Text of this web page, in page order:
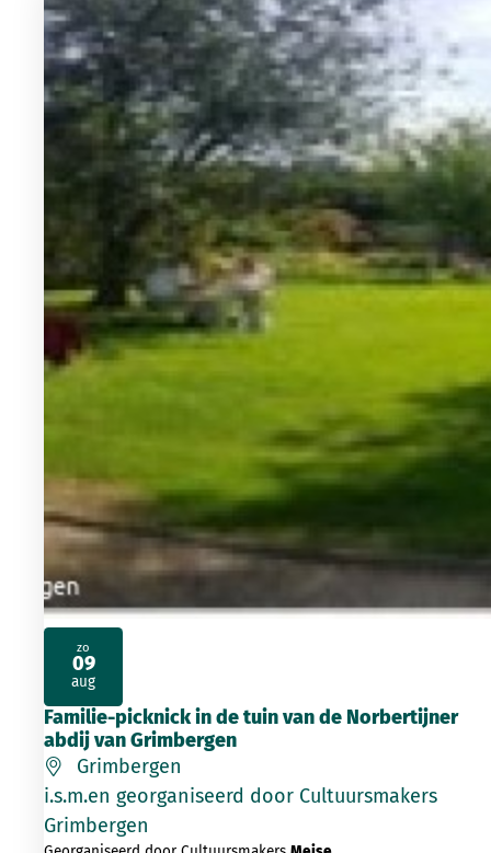
Familie-picknick in de tuin van de Norbertijner
abdij van Grimbergen
Grimbergen
i.s.m.en georganiseerd door Cultuursmakers
Grimbergen
zo
09
aug
2026